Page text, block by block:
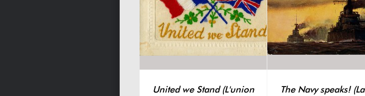
United we Stand (L'union
The Navy speaks! (La